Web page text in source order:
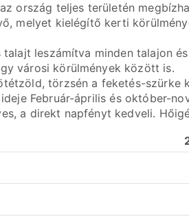
ország teljes területén
melyet kielégítő kerti
leszámítva minden talajon
városi körülmények között is.
törzsén a feketés-szürke
Február-április és október-
a direkt napfényt kedveli.